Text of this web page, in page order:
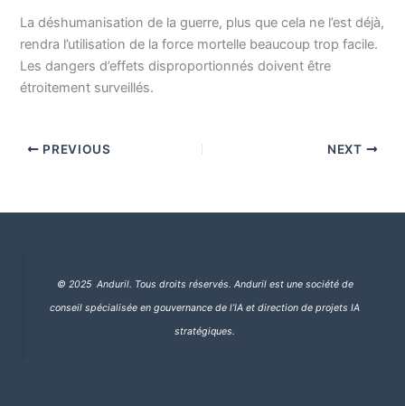
La déshumanisation de la guerre, plus que cela ne l’est déjà,
rendra l’utilisation de la force mortelle beaucoup trop facile.
Les dangers d’effets disproportionnés doivent être
étroitement surveillés.
PREVIOUS NEXT
© 2025 Anduril. Tous droits réservés. Anduril est une société de
conseil spécialisée en gouvernance de l’IA et direction de projets IA
stratégiques.